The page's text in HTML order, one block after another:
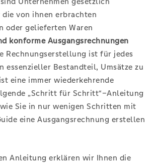
von ihnen erbrachten
oder gelieferten Waren
konforme Ausgangsrechnungen
Rechnungserstellung ist für jedes
essenzieller Bestandteil, Umsätze zu
eine immer wiederkehrende
„Schritt für Schritt“–Anleitung
Sie in nur wenigen Schritten mit
eine Ausgangsrechnung erstellen
Anleitung erklären wir Ihnen die